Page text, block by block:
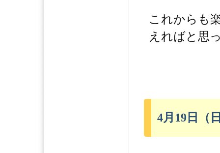
これからも
えればと思
4月19日（